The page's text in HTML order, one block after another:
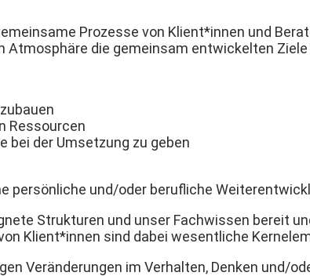
Prozesse von Klient*innen und
die gemeinsam entwickelten Ziele
Ressourcen
bei der Umsetzung zu geben
persönliche und/oder berufliche
Strukturen und unser Fachwissen bereit
Klient*innen sind dabei wesentliche
Veränderungen im Verhalten, Denken und/